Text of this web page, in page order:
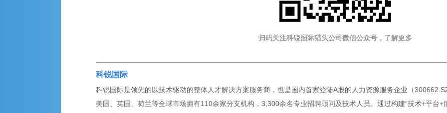
扫码关注科锐国际猎头公司微信公众号，了解更多
科锐国际
科锐国际是领先的以技术驱动的整体人才解决方案服务商，也是国内首家登陆A股的人力资源服务企业（
美国、英国、荷兰等全球市场拥有110余家分支机构，3,300余名专业招聘顾问及技术人员。通过构建“技术+平台